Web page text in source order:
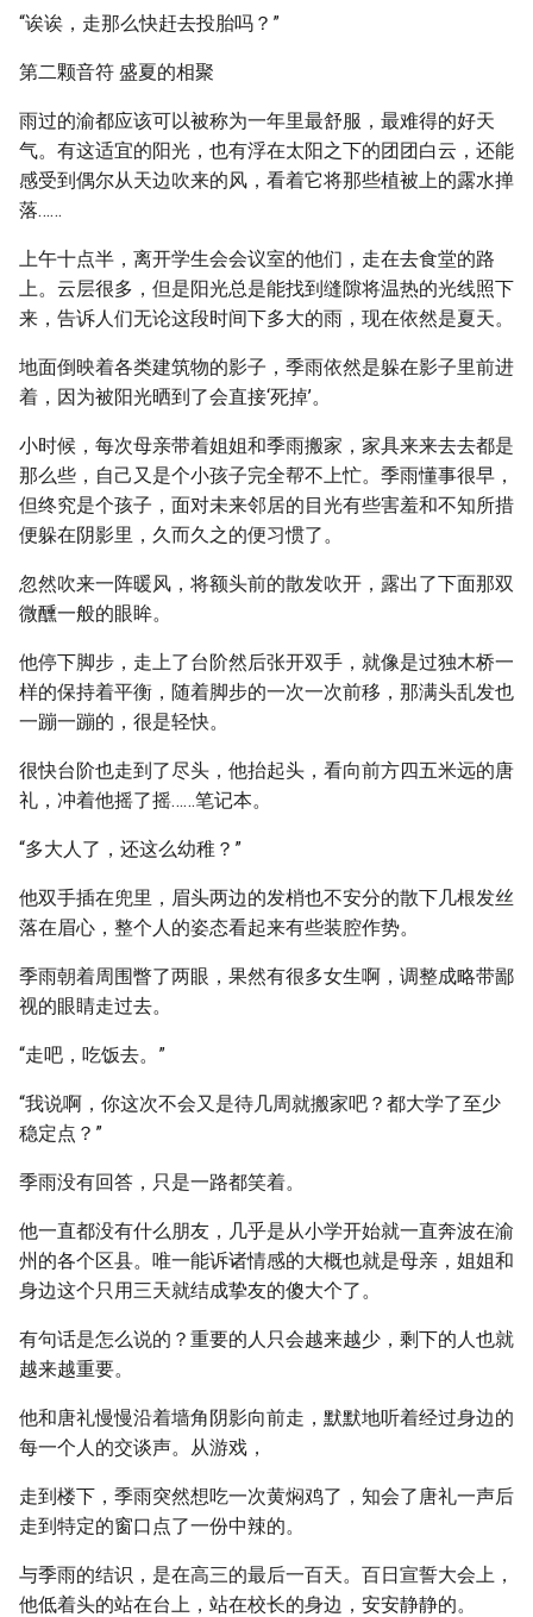
“诶诶，走那么快赶去投胎吗？”
第二颗音符 盛夏的相聚
雨过的渝都应该可以被称为一年里最舒服，最难得的好天
气。有这适宜的阳光，也有浮在太阳之下的团团白云，还能
感受到偶尔从天边吹来的风，看着它将那些植被上的露水掸
落……
上午十点半，离开学生会会议室的他们，走在去食堂的路
上。云层很多，但是阳光总是能找到缝隙将温热的光线照下
来，告诉人们无论这段时间下多大的雨，现在依然是夏天。
地面倒映着各类建筑物的影子，季雨依然是躲在影子里前进
着，因为被阳光晒到了会直接‘死掉’。
小时候，每次母亲带着姐姐和季雨搬家，家具来来去去都是
那么些，自己又是个小孩子完全帮不上忙。季雨懂事很早，
但终究是个孩子，面对未来邻居的目光有些害羞和不知所措
便躲在阴影里，久而久之的便习惯了。
忽然吹来一阵暖风，将额头前的散发吹开，露出了下面那双
微醺一般的眼眸。
他停下脚步，走上了台阶然后张开双手，就像是过独木桥一
样的保持着平衡，随着脚步的一次一次前移，那满头乱发也
一蹦一蹦的，很是轻快。
很快台阶也走到了尽头，他抬起头，看向前方四五米远的唐
礼，冲着他摇了摇……笔记本。
“多大人了，还这么幼稚？”
他双手插在兜里，眉头两边的发梢也不安分的散下几根发丝
落在眉心，整个人的姿态看起来有些装腔作势。
季雨朝着周围瞥了两眼，果然有很多女生啊，调整成略带鄙
视的眼睛走过去。
“走吧，吃饭去。”
“我说啊，你这次不会又是待几周就搬家吧？都大学了至少
稳定点？”
季雨没有回答，只是一路都笑着。
他一直都没有什么朋友，几乎是从小学开始就一直奔波在渝
州的各个区县。唯一能诉诸情感的大概也就是母亲，姐姐和
身边这个只用三天就结成挚友的傻大个了。
有句话是怎么说的？重要的人只会越来越少，剩下的人也就
越来越重要。
他和唐礼慢慢沿着墙角阴影向前走，默默地听着经过身边的
每一个人的交谈声。从游戏，
走到楼下，季雨突然想吃一次黄焖鸡了，知会了唐礼一声后
走到特定的窗口点了一份中辣的。
与季雨的结识，是在高三的最后一百天。百日宣誓大会上，
他低着头的站在台上，站在校长的身边，安安静静的。